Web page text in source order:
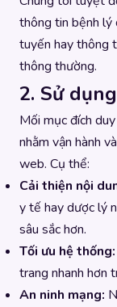
thông tin bệnh lý
tuyến hay thông
thông thường.
2. Sử
Mối mục đích
nhằm vận hành
web. Cụ thể:
Cải thiện nội
y tế hay dược lý
sâu sắc hơn.
Tối ưu hệ thống:
trang nhanh hơn
An ninh mạng: